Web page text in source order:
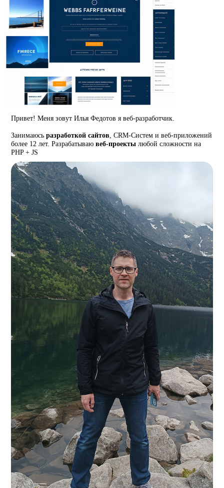
Привет! Меня зовут Илья Федотов я веб-разработчик.
Занимаюсьразработкой сайтов, CRM-Систем и веб-приложений
более 12 лет. Разрабатываювеб-проекты любой сложности на
PHP + JS